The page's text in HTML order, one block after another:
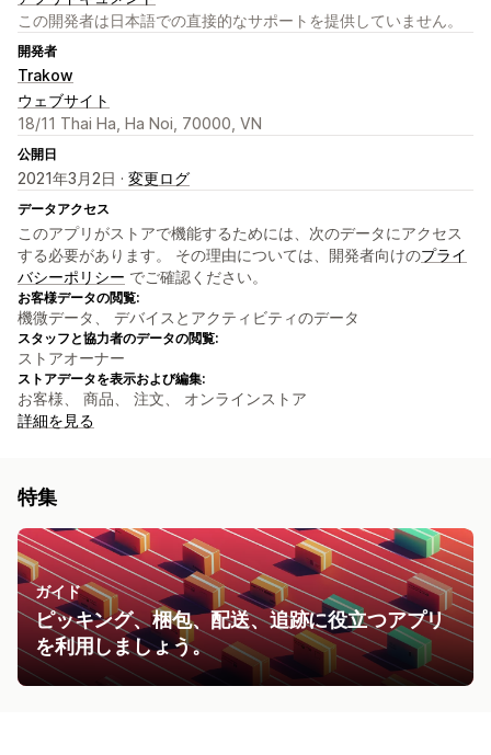
この開発者は日本語での直接的なサポートを提供していません。
開発者
Trakow
ウェブサイト
18/11 Thai Ha, Ha Noi, 70000, VN
公開日
2021年3月2日 · 変更ログ
データアクセス
このアプリがストアで機能するためには、次のデータにアクセス
する必要があります。 その理由については、開発者向けのプライ
バシーポリシー でご確認ください。
お客様データの閲覧:
機微データ、 デバイスとアクティビティのデータ
スタッフと協力者のデータの閲覧:
ストアオーナー
ストアデータを表示および編集:
お客様、 商品、 注文、 オンラインストア
詳細を見る
特集
ガイド
ピッキング、梱包、配送、追跡に役立つアプリ
を利用しましょう。